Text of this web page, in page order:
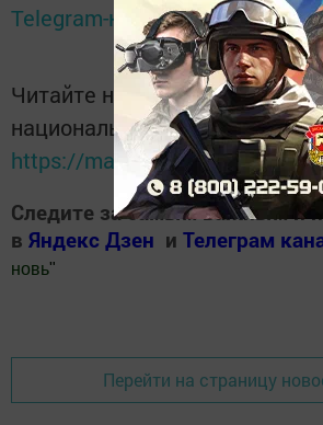
Telegram-каналеТатмедиа
Читайте новости Татарстана
национальном мессенджере
https://max.ru/tatmedia
Следите за самым важным и
в Яндекс Дзен и Телеграм
новь"
Перейти на страницу